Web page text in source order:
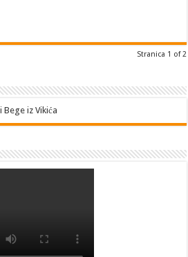
Stranica 1 of 2
Bege iz Vikića